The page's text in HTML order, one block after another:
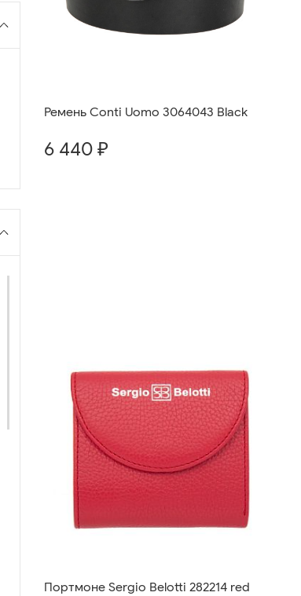
Ремень Conti Uomo 3064043 Black
6 440 ₽
Портмоне Sergio Belotti 282214 red